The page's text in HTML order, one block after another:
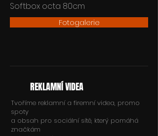
Softbox octa 80cm
Fotogalerie
REKLAMNÍ VIDEA
Tvoříme reklamní a firemní videa, promo
spoty
a obsah pro sociální sítě, který pomáhá
značkám